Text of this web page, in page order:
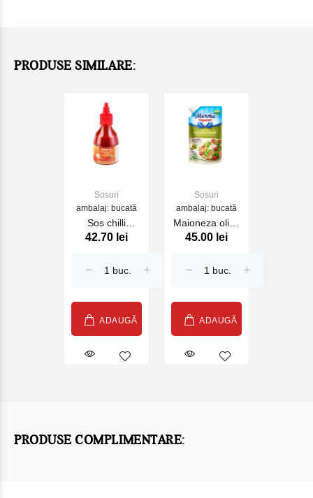
PRODUSE SIMILARE:
Sosuri
ambalaj: bucată
Sos chilli
Sriracha Aroy-D
42.70 lei
ADAUGĂ
Sosuri
ambalaj: bucată
Maioneza olive
350ml
45.00 lei
ADAUGĂ
PRODUSE COMPLIMENTARE: